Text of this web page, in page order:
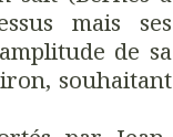
mais ses
de sa
souhaitant